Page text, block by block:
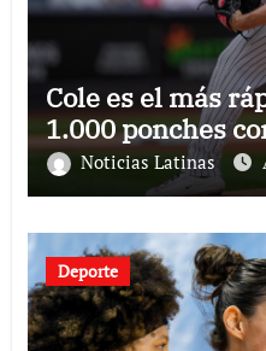
Cole es el más
1.000 ponches
Noticias Latinas
Deporte